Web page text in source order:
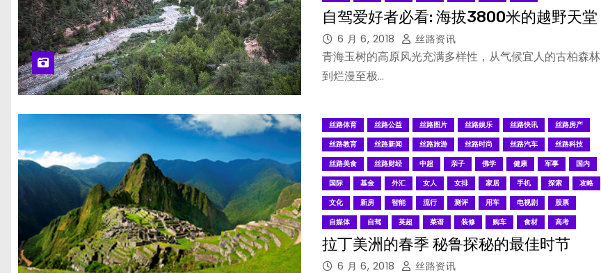
自驾爱好者必看: 海拔3800米的越野天堂
6 月 6, 2018 丝路资讯
青海玉树的高原风光充满多样性，从气候宜人的古柏森林
到烂漫至极…
丝路体育 丝路公益 丝路图片 丝路娱乐 丝路快讯
丝路房产
丝路教育
丝路新闻 丝路旅游 丝路时尚 丝路汽车
丝路科技
丝路美食
丝路财经 中超 亲子 佛学 健康 军事
国内
国际
基金 外汇 女人 女排 家居 手机 探索
攻略
文化
新房 智能 流行 测评 用车 电视剧
股票
自媒体
自驾 英超 菜谱 装修 购车 食材 高考
拉丁美洲的春季 秘鲁探秘的最佳时节
6 月 6, 2018 丝路资讯